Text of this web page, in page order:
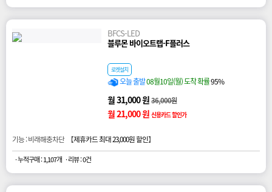
BFCS-LED
블루몬 바이오트랩-F플러스
로켓설치
오늘 출발08월10일(월) 도착 확률95%
월 31,000 원36,000원
월 21,000 원 신용카드 할인가
기능 : 비래해충차단 【제휴카드 최대 23,000원 할인】
· 누적구매 : 1,107개 · 리뷰 : 0건